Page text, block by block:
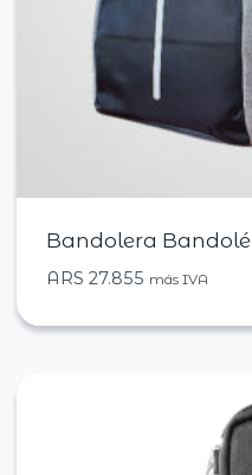
Bandolera Bandolé
ARS 27.855 más IVA